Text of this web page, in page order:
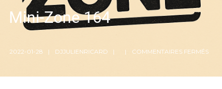
Mini-Zone 164
2022-01-28 DJJULIENRICARD COMMENTAIRES FERMÉS